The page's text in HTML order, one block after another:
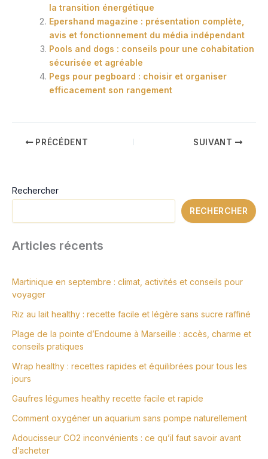
la transition énergétique
Epershand magazine : présentation complète,
avis et fonctionnement du média indépendant
Pools and dogs : conseils pour une cohabitation
sécurisée et agréable
Pegs pour pegboard : choisir et organiser
efficacement son rangement
PRÉCÉDENT SUIVANT
Rechercher
RECHERCHER
Articles récents
Martinique en septembre : climat, activités et conseils pour
voyager
Riz au lait healthy : recette facile et légère sans sucre raffiné
Plage de la pointe d’Endoume à Marseille : accès, charme et
conseils pratiques
Wrap healthy : recettes rapides et équilibrées pour tous les
jours
Gaufres légumes healthy recette facile et rapide
Comment oxygéner un aquarium sans pompe naturellement
Adoucisseur CO2 inconvénients : ce qu’il faut savoir avant
d’acheter